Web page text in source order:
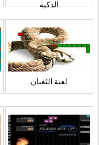
الذكيه
لعبة الثعبان